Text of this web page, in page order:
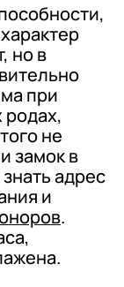
но в
при
не
замок в
адрес
и
.